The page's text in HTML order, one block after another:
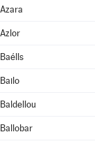
Azara
Azlor
Baélls
Bailo
Baldellou
Ballobar